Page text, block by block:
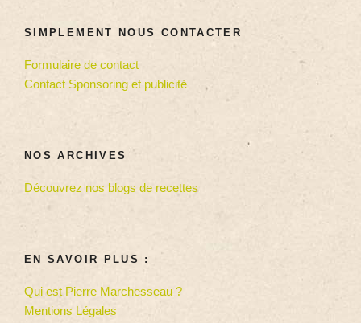
SIMPLEMENT NOUS CONTACTER
Formulaire de contact
Contact Sponsoring et publicité
NOS ARCHIVES
Découvrez nos blogs de recettes
EN SAVOIR PLUS :
Qui est Pierre Marchesseau ?
Mentions Légales